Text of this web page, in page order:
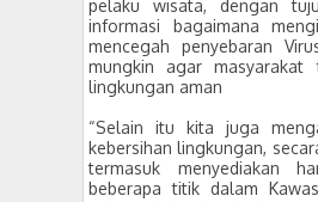
pelaku wisata, dengan
informasi bagaimana
mencegah penyebaran
mungkin agar masyarakat
lingkungan aman
“Selain itu kita juga
kebersihan lingkungan,
termasuk menyediakan
beberapa titik dalam